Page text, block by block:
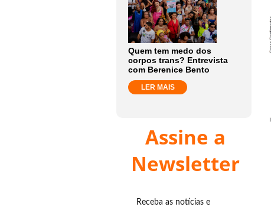
Quem tem medo dos
corpos trans? Entrevista
com Berenice Bento
LER MAIS
Assine a
Newsletter
Receba as notícias e